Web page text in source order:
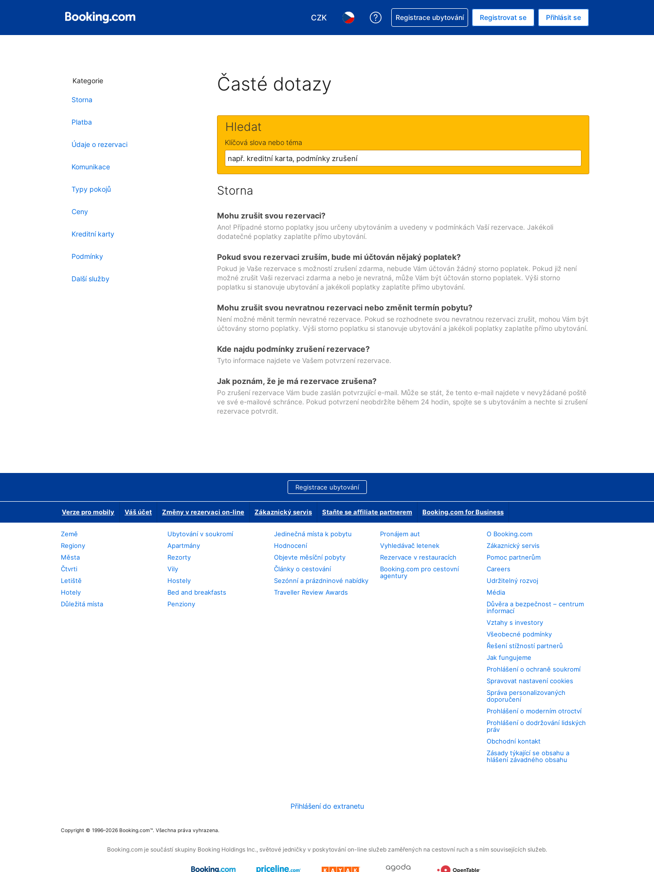
CZK
Vyberte si měnu. Aktuálně zvolená měna: Česká koruna
Vyberte si jazyk. Aktuálně zvolený jazyk: V češtině
Asistence s rezervací
Registrace ubytování Registrovat se Přihlásit se
Kategorie
Storna
Platba
Údaje o rezervaci
Komunikace
Typy pokojů
Ceny
Kreditní karty
Podmínky
Další služby
Časté dotazy
Hledat
Klíčová slova nebo téma
Storna
Mohu zrušit svou rezervaci?
Ano! Případné storno poplatky jsou určeny ubytováním a uvedeny v podmínkách Vaší rezervace. Jakékoli
dodatečné poplatky zaplatíte přímo ubytování.
Pokud svou rezervaci zruším, bude mi účtován nějaký poplatek?
Pokud je Vaše rezervace s možností zrušení zdarma, nebude Vám účtován žádný storno poplatek. Pokud již není
možné zrušit Vaši rezervaci zdarma a nebo je nevratná, může Vám být účtován storno poplatek. Výši storno
poplatku si stanovuje ubytování a jakékoli poplatky zaplatíte přímo ubytování.
Mohu zrušit svou nevratnou rezervaci nebo změnit termín pobytu?
Není možné měnit termín nevratné rezervace. Pokud se rozhodnete svou nevratnou rezervaci zrušit, mohou Vám být
účtovány storno poplatky. Výši storno poplatku si stanovuje ubytování a jakékoli poplatky zaplatíte přímo ubytování.
Kde najdu podmínky zrušení rezervace?
Tyto informace najdete ve Vašem potvrzení rezervace.
Jak poznám, že je má rezervace zrušena?
Po zrušení rezervace Vám bude zaslán potvrzující e-mail. Může se stát, že tento e-mail najdete v nevyžádané poště
ve své e-mailové schránce. Pokud potvrzení neobdržíte během 24 hodin, spojte se s ubytováním a nechte si zrušení
rezervace potvrdit.
Registrace ubytování
Verze pro mobily Váš účet Změny v rezervaci on-line Zákaznický servis Staňte se affiliate partnerem Booking.com for Business
Země
Regiony
Města
Čtvrti
Letiště
Hotely
Důležitá místa
Ubytování v soukromí
Apartmány
Rezorty
Vily
Hostely
Bed and breakfasts
Penziony
Jedinečná místa k pobytu
Hodnocení
Objevte měsíční pobyty
Články o cestování
Sezónní a prázdninové nabídky
Traveller Review Awards
Pronájem aut
Vyhledávač letenek
Rezervace v restauracích
Booking.com pro cestovní
agentury
O Booking.com
Zákaznický servis
Pomoc partnerům
Careers
Udržitelný rozvoj
Média
Důvěra a bezpečnost – centrum
informací
Vztahy s investory
Všeobecné podmínky
Řešení stížností partnerů
Jak fungujeme
Prohlášení o ochraně soukromí
Spravovat nastavení cookies
Správa personalizovaných
doporučení
Prohlášení o moderním otroctví
Prohlášení o dodržování lidských
práv
Obchodní kontakt
Zásady týkající se obsahu a
hlášení závadného obsahu
Přihlášení do extranetu
Copyright © 1996–2026 Booking.com™. Všechna práva vyhrazena.
Booking.com je součástí skupiny Booking Holdings Inc., světové jedničky v poskytování on-line služeb zaměřených na cestovní ruch a s ním souvisejících služeb.